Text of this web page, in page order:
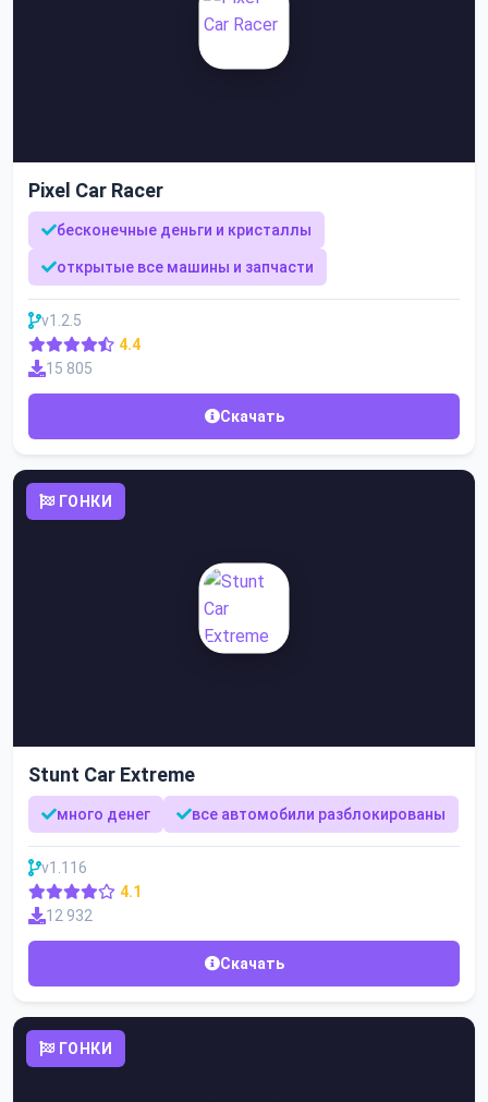
Pixel Car Racer
бесконечные деньги и кристаллы
открытые все машины и запчасти
v1.2.5
4.4
15 805
Скачать
ГОНКИ
Stunt Car Extreme
много денег все автомобили разблокированы
v1.116
4.1
12 932
Скачать
ГОНКИ